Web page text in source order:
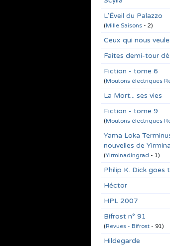
L'Éveil du Palazzo
(Mille Saisons - 2)
Ceux qui nous
Faites demi-tour
Fiction - tome 6
(Moutons électriques
La Mort... ses vies
Fiction - tome 9
(Moutons électriques
Yama Loka
nouvelles de
(Yirminadingrad - 1)
Philip K. Dick goes
Héctor
HPL 2007
Bifrost n° 91
(Revues - Bifrost - 91)
Hildegarde